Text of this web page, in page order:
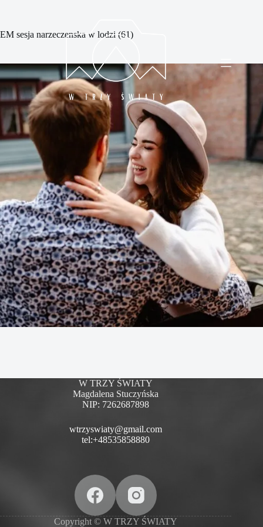
EM sesja narzeczenska w lodzi (61)
W TRZY ŚWIATY
Magdalena Stuczyńska
NIP: 7262687898
wtrzyswiaty@gmail.com
tel:+48535858880
Copyright © W TRZY ŚWIATY